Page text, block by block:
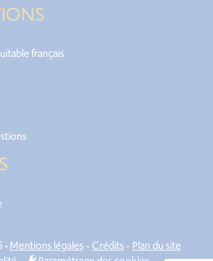
français
Mentions légales- Crédits- Plan du site